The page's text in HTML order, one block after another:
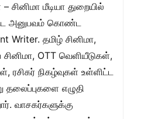
சினிமா மீடியா துறையில்
அனுபவம் கொண்ட
Writer. தமிழ் சினிமா,
OTT வெளியீடுகள்,
ரசிகர் நிகழ்வுகள் உள்ளிட்ட
தலைப்புகளை எழுதி
வாசகர்களுக்கு